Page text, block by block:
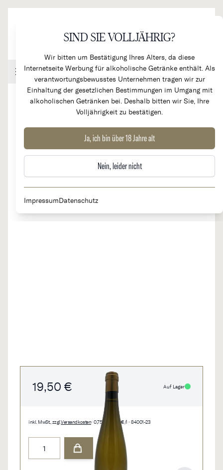
SIND SIE VOLLJÄHRIG?
Wir bitten um Bestätigung Ihres Alters, da diese
Internetseite Werbung für alkoholische Getränke enthält. Als
verantwortungsbewusstes Unternehmen tragen wir zur
Einhaltung der gesetzlichen Bestimmungen im Umgang mit
alkoholischen Getränken bei. Deshalb bitten wir Sie, Ihre
Volljährigkeit zu bestätigen.
Ja, ich bin über 18 Jahre alt
Nein, leider nicht
ImpressumDatenschutz
Handel & Gastronomie Kundenkonto Warenkorb
Riquewihr ** R.Q.W.R. R Riesling
19,50 € Auf Lager
inkl. MwSt., zzgl.Versandkosten• 0,75 l • 26,00 €/l • 84001-23